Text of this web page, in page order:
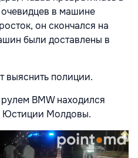
в машине
он скончался на
были доставлены в
выяснить полиции.
BMW находился
Юстиции Молдовы.